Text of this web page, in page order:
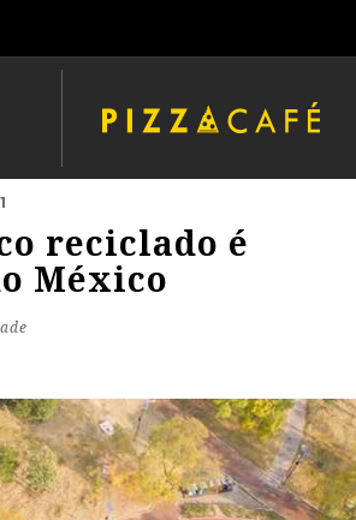
reciclado é
México